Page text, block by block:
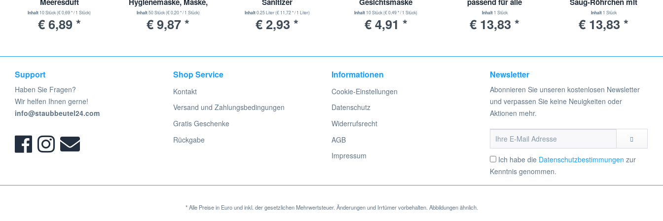
jeweiligen Hersteller und sind Eigentum ihrer Besitzer/Eigentümer. Diese wurden nur zur Identifizierung und Beschreibung der Produkte verwendet. Hier handelt es sich um kein Originalprodukt des
jeweiligen Herstellers. keine Werksvertretung.
Inhalt 10 Stück(€ 0,69 * / 1 Stück)
€ 6,89 *
Einwegmaske, 3 Lagig
Inhalt50 Stück(€ 0,20 * / 1 Stück)
€ 9,87 *
Inhalt0.25 Liter(€ 11,72 * / 1 Liter)
€ 2,93 *
Atemschutzmaske
Inhalt 10 Stück(€ 0,49 * / 1 Stück)
€ 4,91 *
Staubsauger mit 30-
38mm Durchmesser
Inhalt 1 Stück
€ 13,83 *
Universal-Adapter | 30-
38mm Durchmesser
Inhalt 1 Stück
€ 13,83 *
Support
Haben Sie Fragen?
Wir helfen Ihnen gerne!
info@staubbeutel24.com
Shop Service
Kontakt
Versand und Zahlungsbedingungen
Gratis Geschenke
Rückgabe
Informationen
Cookie-Einstellungen
Datenschutz
Widerrufsrecht
AGB
Impressum
Newsletter
Abonnieren Sie unseren kostenlosen Newsletter
und verpassen Sie keine Neuigkeiten oder
Aktionen mehr.
Ich habe die Datenschutzbestimmungen zur
Kenntnis genommen.
* Alle Preise in Euro und inkl. der gesetzlichen Mehrwertsteuer. Änderungen und Irrtümer vorbehalten. Abbildungen ähnlich.